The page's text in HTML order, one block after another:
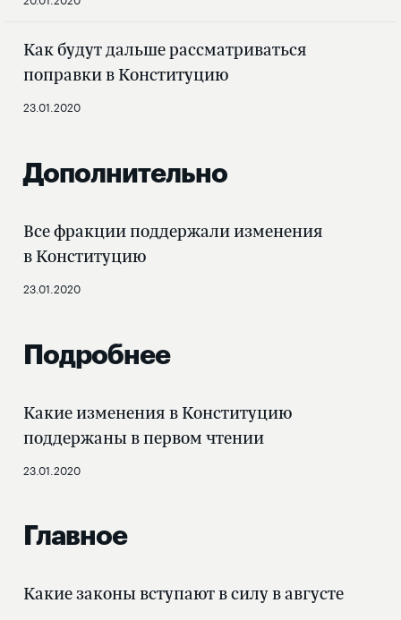
Как будут дальше рассматриваться
поправки в Конституцию
23.01.2020
Дополнительно
Все фракции поддержали изменения
в Конституцию
23.01.2020
Подробнее
Какие изменения в Конституцию
поддержаны в первом чтении
23.01.2020
Главное
Какие законы вступают в силу в августе